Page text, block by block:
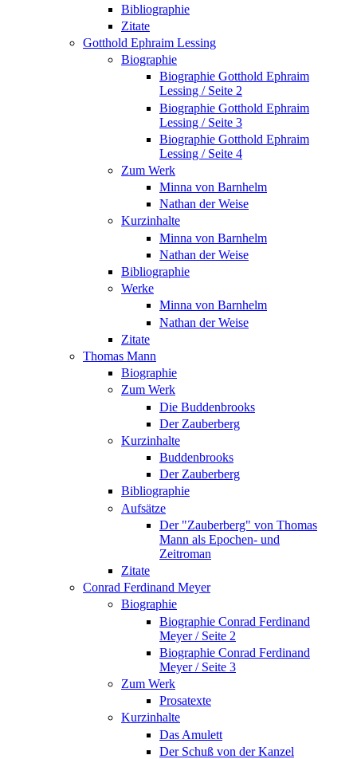
Bibliographie
Zitate
Gotthold Ephraim Lessing
Biographie
Biographie Gotthold Ephraim
Lessing / Seite 2
Biographie Gotthold Ephraim
Lessing / Seite 3
Biographie Gotthold Ephraim
Lessing / Seite 4
Zum Werk
Minna von Barnhelm
Nathan der Weise
Kurzinhalte
Minna von Barnhelm
Nathan der Weise
Bibliographie
Werke
Minna von Barnhelm
Nathan der Weise
Zitate
Thomas Mann
Biographie
Zum Werk
Die Buddenbrooks
Der Zauberberg
Kurzinhalte
Buddenbrooks
Der Zauberberg
Bibliographie
Aufsätze
Der "Zauberberg" von Thomas
Mann als Epochen- und
Zeitroman
Zitate
Conrad Ferdinand Meyer
Biographie
Biographie Conrad Ferdinand
Meyer / Seite 2
Biographie Conrad Ferdinand
Meyer / Seite 3
Zum Werk
Prosatexte
Kurzinhalte
Das Amulett
Der Schuß von der Kanzel